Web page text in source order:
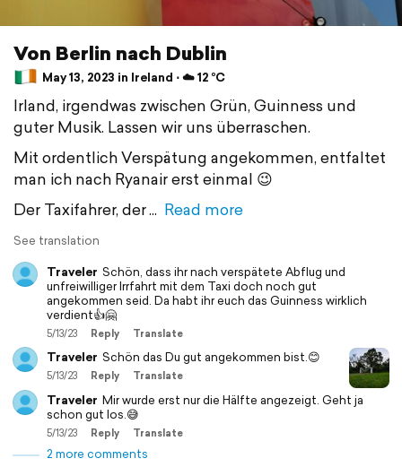
Von Berlin nach Dublin
May 13, 2023 in Ireland ⋅ ☁️ 12 °C
Irland, irgendwas zwischen Grün, Guinness und
guter Musik. Lassen wir uns überraschen.
Mit ordentlich Verspätung angekommen, entfaltet
man ich nach Ryanair erst einmal 😉
Der Taxifahrer, der
Read more
See translation
Traveler Schön, dass ihr nach verspätete Abflug und
unfreiwilliger Irrfahrt mit dem Taxi doch noch gut
angekommen seid. Da habt ihr euch das Guinness wirklich
verdient👍🤗
5/13/23 Reply Translate
Traveler Schön das Du gut angekommen bist.😊
5/13/23 Reply Translate
Traveler Mir wurde erst nur die Hälfte angezeigt. Geht ja
schon gut los.😅
5/13/23 Reply Translate
2 more comments